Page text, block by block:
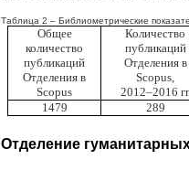
Таблица 2 – Библиометрические
Общее
количество
публикаций
Отделения в
Scopus
Количество
публикаций
Отделения в
Scopus,
2012–2016
1479
289
Отделение